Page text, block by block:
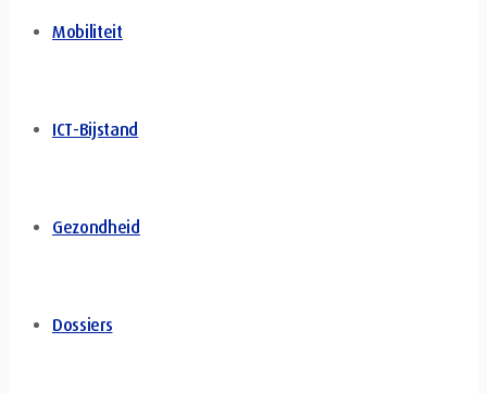
Mobiliteit
ICT-Bijstand
Gezondheid
Dossiers